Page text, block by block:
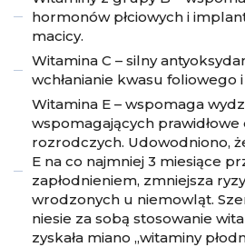
hormonów płciowych i
macicy.
Witamina C – silny
wchłanianie kwasu foliowego
Witamina E – wspomaga
wspomagających prawidłowe
rozrodczych. Udowodniono,
E na co najmniej 3 miesiące
zapłodnieniem, zmniejsza
wrodzonych u niemowląt.
niesie za sobą stosowanie
zyskała miano „witaminy